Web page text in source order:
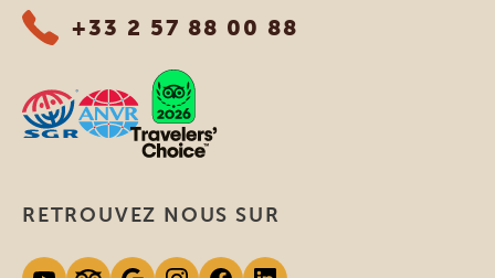
+33 2 57 88 00 88
RETROUVEZ NOUS SUR